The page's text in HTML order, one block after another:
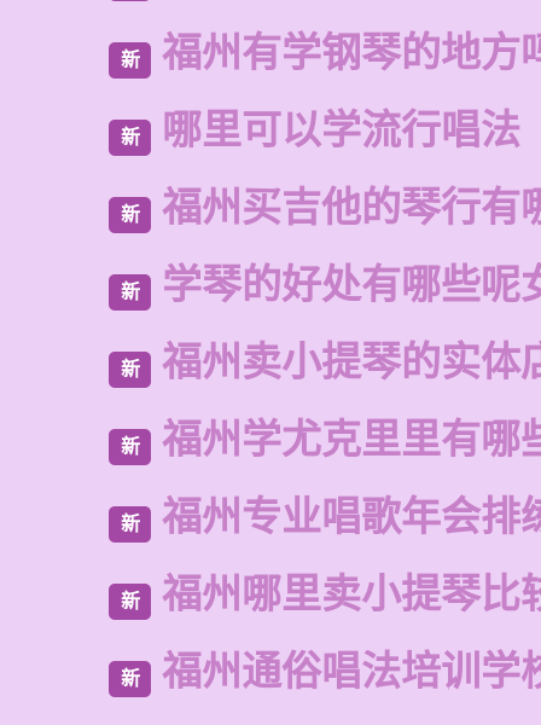
新 福州有学钢琴的地方
新 哪里可以学流行唱法
新 福州买吉他的琴行有
新 学琴的好处有哪些呢
新 福州卖小提琴的实体
新 福州学尤克里里有哪
新 福州专业唱歌年会排
新 福州哪里卖小提琴比
新 福州通俗唱法培训学